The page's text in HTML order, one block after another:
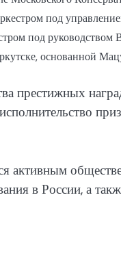
под
под руководством
основанной
престижных
активным
в России, а